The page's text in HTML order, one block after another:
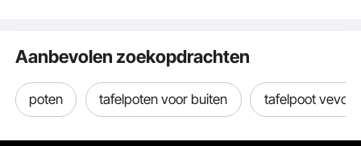
Aanbevolen zoekopdrachten
poten tafelpoten voor buiten tafelpoot vevor